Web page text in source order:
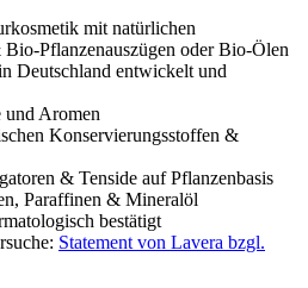
mit natürlichen
Pflanzenauszügen oder Bio-Ölen
Deutschland entwickelt und
und Aromen
Konservierungsstoffen &
& Tenside auf Pflanzenbasis
Paraffinen & Mineralöl
bestätigt
Statement von Lavera bzgl.